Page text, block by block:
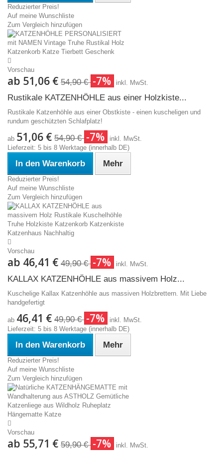
Reduzierter Preis!
Auf meine Wunschliste
Zum Vergleich hinzufügen
Vorschau
ab 51,06 € 54,90 € -7% inkl. MwSt.
Rustikale KATZENHÖHLE aus einer Holzkiste...
Rustikale Katzenhöhle aus einer Obstkiste - einen kuscheligen und
rundum geschützten Schlafplatz!
ab 51,06 € 54,90 € -7%
inkl. MwSt.
Lieferzeit: 5 bis 8 Werktage (innerhalb DE)
In den Warenkorb Mehr
Reduzierter Preis!
Auf meine Wunschliste
Zum Vergleich hinzufügen
Vorschau
ab 46,41 € 49,90 € -7% inkl. MwSt.
KALLAX KATZENHÖHLE aus massivem Holz...
Kuschelige Kallax Katzenhöhle aus massiven Holzbrettern. Mit Liebe
handgefertigt
ab 46,41 € 49,90 € -7%
inkl. MwSt.
Lieferzeit: 5 bis 8 Werktage (innerhalb DE)
In den Warenkorb Mehr
Reduzierter Preis!
Auf meine Wunschliste
Zum Vergleich hinzufügen
Vorschau
ab 55,71 € 59,90 € -7% inkl. MwSt.